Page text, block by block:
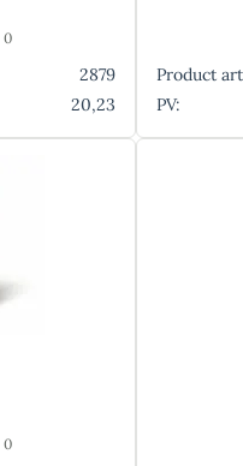
0
2879
20,23
Product
PV:
0